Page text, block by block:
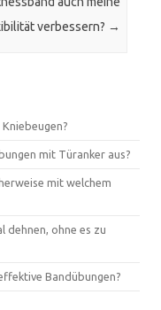
verbessern? →
mit Türanker aus?
mit welchem
dehnen, ohne es zu
Bandübungen?